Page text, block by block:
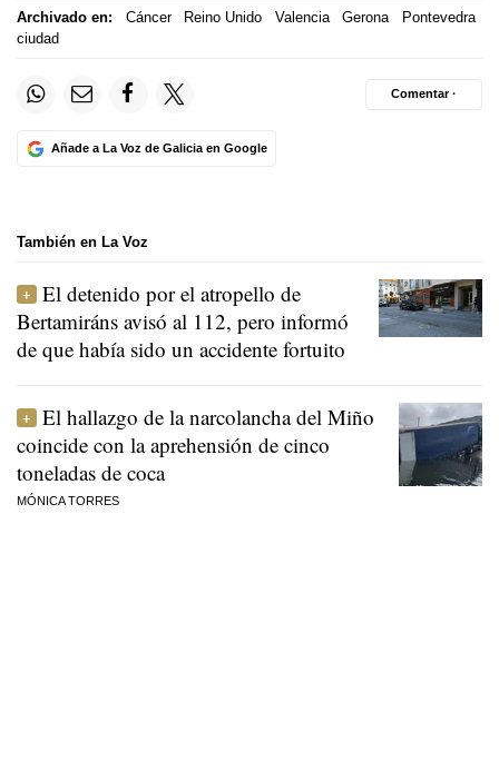
Archivado en: Cáncer Reino Unido Valencia Gerona
Pontevedra
ciudad
Añade a La Voz de Galicia en Google
Comentar ·
También en La Voz
El detenido por el atropello de
Bertamiráns avisó al 112, pero informó
de que había sido un accidente fortuito
El hallazgo de la narcolancha del Miño
coincide con la aprehensión de cinco
toneladas de coca
MÓNICA TORRES